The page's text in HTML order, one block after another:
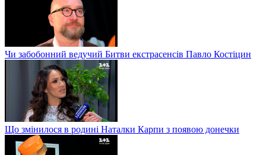
Чи забобонний ведучий Битви екстрасенсів Павло Костіцин
Що змінилося в родині Наталки Карпи з появою донечки